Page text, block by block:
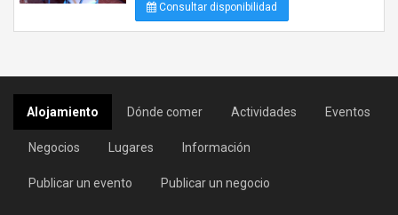
Consultar disponibilidad
Alojamiento Dónde comer Actividades Eventos
Negocios Lugares Información
Publicar un evento Publicar un negocio